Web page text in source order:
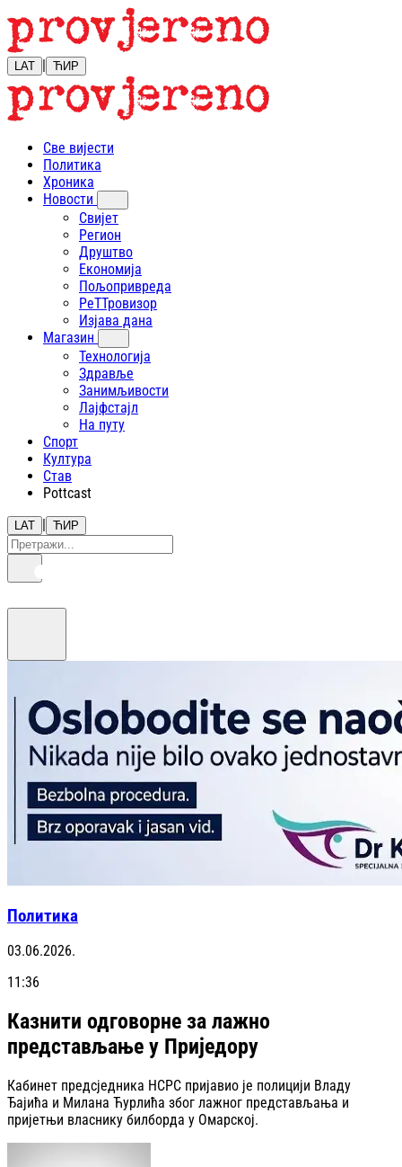
LAT | ЋИР
Све вијести
Политика
Хроника
Новости
Свијет
Регион
Друштво
Економија
Пољопривреда
РеТТровизор
Изјава дана
Магазин
Технологија
Здравље
Занимљивости
Лајфстajл
На путу
Спорт
Култура
Став
Pottcast
LAT | ЋИР
Политика
03.06.2026.
11:36
Казнити одговорне за лажно
представљање у Приједору
Кабинет предсједника НСРС пријавио је полицији Владу
Ђајића и Милана Ћурлића због лажног представљања и
пријетњи власнику билборда у Омарској.